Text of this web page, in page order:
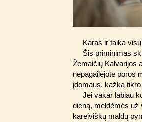
Karas ir taika
Šis priminimas
Žemaičių Kalvarijos
nepagailėjote poros
įdomaus, kažką
Jei vakar labiau
dieną, meldėmės
kareiviškų maldų